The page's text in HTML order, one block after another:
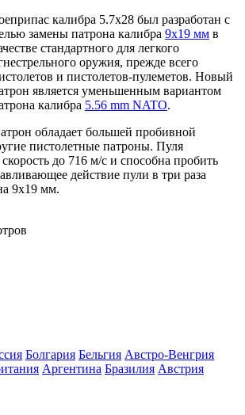
калибра 5.7x28 был разработан с
замены патрона калибра 9х19 мм в
стандартного для легкого
оружия, прежде всего
и пистолетов-пулеметов. Новый
является уменьшенным вариантом
калибра 5.56 mm NATO.
обладает большей пробивной
пистолетные патроны. Пуля
до 716 м/с и способна пробить
действие пули в три раза
9х19 мм.
Болгария Бельгия Австро-Венгрия
Аргентина Бразилия Австрия